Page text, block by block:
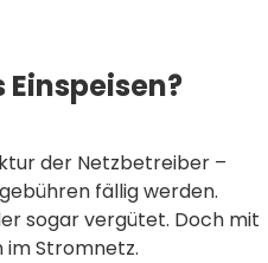
der Netzbetreiber –
fällig werden.
sogar vergütet. Doch mit
im Stromnetz.